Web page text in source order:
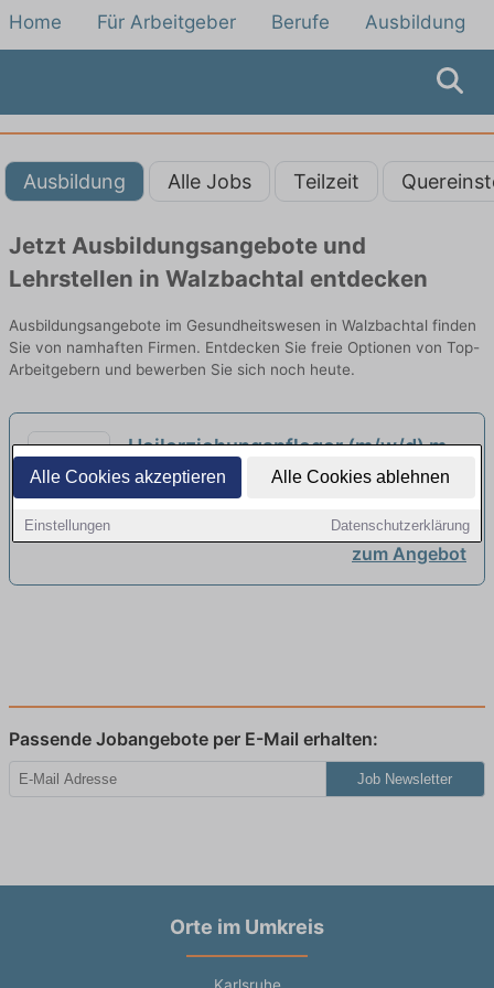
Alle Cookies akzeptieren Alle Cookies ablehnen
Einstellungen Datenschutzerklärung
Home Für Arbeitgeber Berufe Ausbildung
Ausbildung Alle Jobs Teilzeit
Jetzt Ausbildungsangebote und
Lehrstellen in Walzbachtal entdecken
Ausbildungsangebote im Gesundheitswesen in Walzbachtal finden
Sie von namhaften Firmen. Entdecken Sie freie Optionen von Top-
Arbeitgebern und bewerben Sie sich noch heute.
Heilerziehungspfleger (m/w/d) mit
Funktion als Mentor (m/w/d) in der
Praxisausbildung
Heilerziehungspflege und -
Habila GmbH | Sachsenheim
zum Angebot
Passende Jobangebote per E-Mail erhalten:
Job Newsletter
Orte im Umkreis